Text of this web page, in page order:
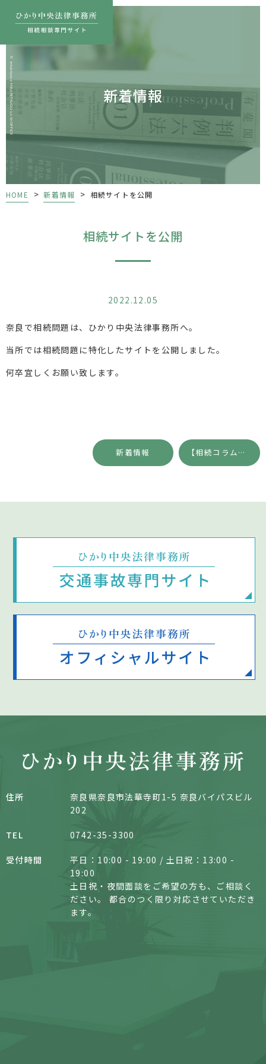
©
inheritance HIKARITYUOU LAWOFFICE 新着情報
HOME > 新着情報 > 相続サイトを公開
相続サイトを公開
2022.12.05
奈良で相続問題は、ひかり中央法律事務所へ。
当所では相続問題に特化したサイトを公開しました。
何卒宜しくお願い致します。
新着情報 【相続コラム】開始のお知らせ
住所 奈良県奈良市法華寺町1-5 奈良バイパスビル
202
TEL 0742-35-3300
受付時間 平日：10:00 - 19:00 / 土日祝：13:00 -
19:00
土日祝・夜間面談をご希望の方も、ご相談く
ださい。 都合のつく限り対応させていただき
ます。